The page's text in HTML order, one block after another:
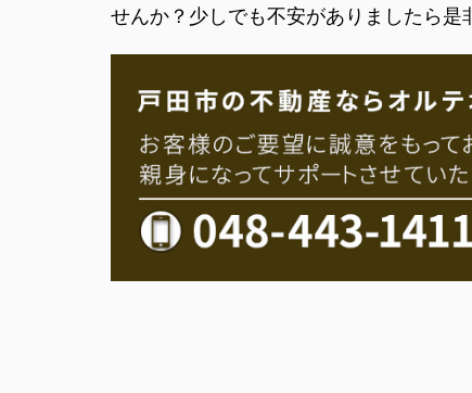
せんか？ 少しでも不安がありましたら是